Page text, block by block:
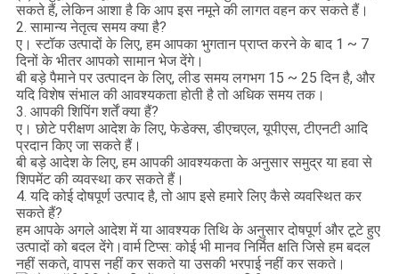
सकते हैं, लेकिन आशा है कि आप इस नमूने की लागत वहन कर सकते हैं।
2. सामान्य नेतृत्व समय क्या है?
ए। स्टॉक उत्पादों के लिए, हम आपका भुगतान प्राप्त करने के बाद 1 ~ 7
दिनों के भीतर आपको सामान भेज देंगे।
बी बड़े पैमाने पर उत्पादन के लिए, लीड समय लगभग 15 ~ 25 दिन है, और
यदि विशेष संभाल की आवश्यकता होती है तो अधिक समय तक।
3. आपकी शिपिंग शर्तें क्या हैं?
ए। छोटे परीक्षण आदेश के लिए, फेडेक्स, डीएचएल, यूपीएस, टीएनटी आदि
प्रदान किए जा सकते हैं।
बी बड़े आदेश के लिए, हम आपकी आवश्यकता के अनुसार समुद्र या हवा से
शिपमेंट की व्यवस्था कर सकते हैं।
4. यदि कोई दोषपूर्ण उत्पाद है, तो आप इसे हमारे लिए कैसे व्यवस्थित कर
सकते हैं?
हम आपके अगले आदेश में या आवश्यक तिथि के अनुसार दोषपूर्ण और टूटे हुए
उत्पादों को बदल देंगे।वार्म टिप्स: कोई भी मानव निर्मित क्षति जिसे हम बदल
नहीं सकते, वापस नहीं कर सकते या उसकी भरपाई नहीं कर सकते।